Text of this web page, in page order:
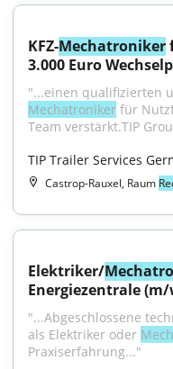
KFZ-Mechatroniker
3.000 Euro
"...einen qualifizierten
Mechatroniker für
Team verstärkt.TIP
TIP Trailer Services
Castrop-Rauxel, Raum
Elektriker/
Energiezentrale
"...​​​​Abgeschlossene
als Elektriker oder
Praxiserfahrung..."